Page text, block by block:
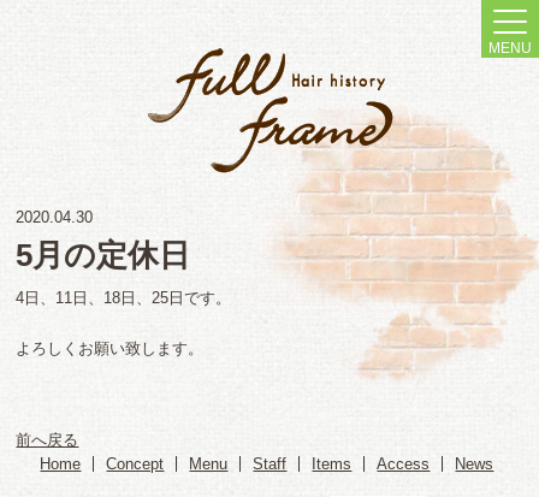
MENU
2020.04.30
5月の定休日
4日、11日、18日、25日です。
よろしくお願い致します。
前へ戻る
Home
Concept Menu Staff Items Access News